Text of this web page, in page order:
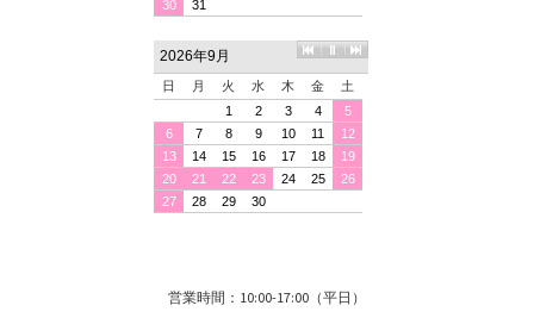
営業時間：10:00-17:00（平日）